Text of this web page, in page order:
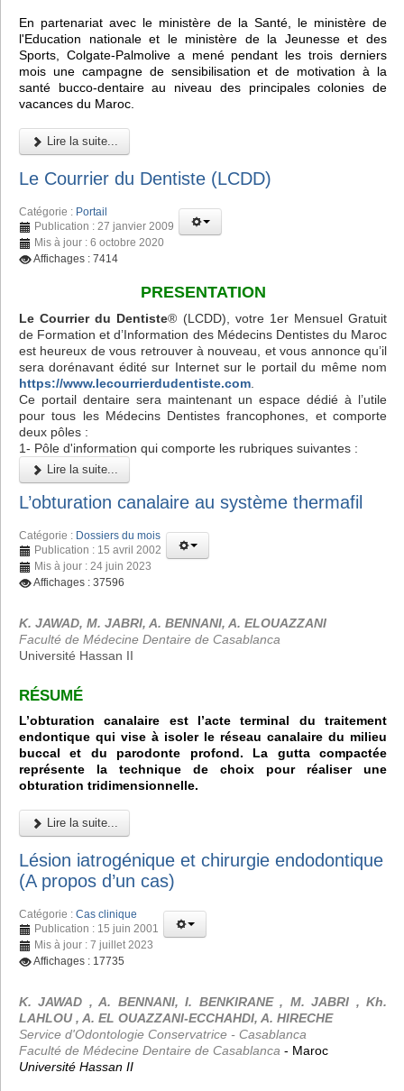
En partenariat avec le ministère de la Santé, le ministère de
l'Education nationale et le ministère de la Jeunesse et des
Sports, Colgate-Palmolive a mené pendant les trois derniers
mois une campagne de sensibilisation et de motivation à la
santé bucco-dentaire au niveau des principales colonies de
vacances du Maroc.
Lire la suite...
Le Courrier du Dentiste (LCDD)
Catégorie : Portail
Publication : 27 janvier 2009
Mis à jour : 6 octobre 2020
Affichages : 7414
PRESENTATION
Le Courrier du Dentiste® (LCDD), votre 1er Mensuel Gratuit
de Formation et d’Information des Médecins Dentistes du Maroc
est heureux de vous retrouver à nouveau, et vous annonce qu’il
sera dorénavant édité sur Internet sur le portail du même nom
https://www.lecourrierdudentiste.com
Ce portail dentaire sera maintenant un espace dédié à l’utile
pour tous les Médecins Dentistes francophones, et comporte
deux pôles :
1- Pôle d'information qui comporte les rubriques suivantes :
Lire la suite...
L’obturation canalaire au système thermafil
Catégorie : Dossiers du mois
Publication : 15 avril 2002
Mis à jour : 24 juin 2023
Affichages : 37596
K. JAWAD, M. JABRI, A. BENNANI, A. ELOUAZZANI
Faculté de Médecine Dentaire de Casablanca
Université Hassan II
RÉSUMÉ
L’obturation canalaire est l’acte terminal du traitement
endontique qui vise à isoler le réseau canalaire du milieu
buccal et du parodonte profond. La gutta compactée
représente la technique de choix pour réaliser une
obturation tridimensionnelle.
Lire la suite...
Lésion iatrogénique et chirurgie endodontique
(A propos d’un cas)
Catégorie : Cas clinique
Publication : 15 juin 2001
Mis à jour : 7 juillet 2023
Affichages : 17735
K. JAWAD , A. BENNANI, I. BENKIRANE , M. JABRI , Kh.
LAHLOU , A. EL OUAZZANI-ECCHAHDI, A. HIRECHE
Service d'Odontologie Conservatrice - Casablanca
Faculté de Médecine Dentaire de Casablanca - Maroc
Université Hassan II